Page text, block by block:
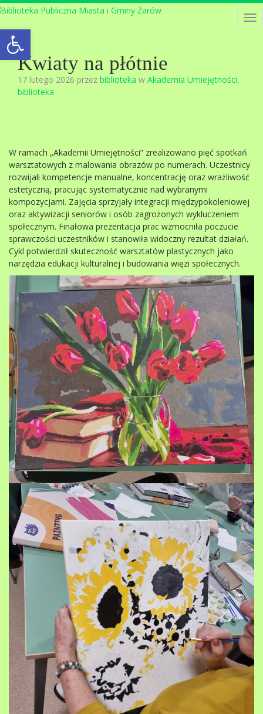
Open toolbar
Kwiaty na płótnie
17 lutego 2026 przez biblioteka w Akademia Umiejętności,
biblioteka
W ramach „Akademii Umiejętności” zrealizowano pięć spotkań
warsztatowych z malowania obrazów po numerach. Uczestnicy
rozwijali kompetencje manualne, koncentrację oraz wrażliwość
estetyczną, pracując systematycznie nad wybranymi
kompozycjami. Zajęcia sprzyjały integracji międzypokoleniowej
oraz aktywizacji seniorów i osób zagrożonych wykluczeniem
społecznym. Finałowa prezentacja prac wzmocniła poczucie
sprawczości uczestników i stanowiła widoczny rezultat działań.
Cykl potwierdził skuteczność warsztatów plastycznych jako
narzędzia edukacji kulturalnej i budowania więzi społecznych.